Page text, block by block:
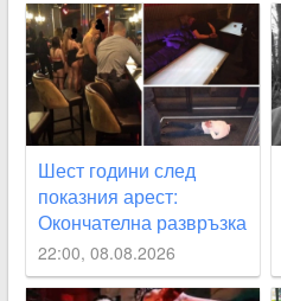
Шест години след
показния арест:
Окончателна развръзка
по делото за
пловдивския еротичен
22:00, 08.08.2026